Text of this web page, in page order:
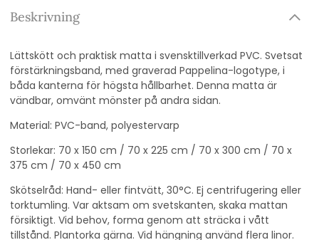
Beskrivning
Lättskött och praktisk matta i svensktillverkad PVC. Svetsat
förstärkningsband, med graverad Pappelina-logotype, i
båda kanterna för högsta hållbarhet. Denna matta är
vändbar, omvänt mönster på andra sidan.
Material: PVC-band, polyestervarp
Storlekar: 70 x 150 cm / 70 x 225 cm / 70 x 300 cm / 70 x
375 cm / 70 x 450 cm
Skötselråd: Hand- eller fintvätt, 30°C. Ej centrifugering eller
torktumling. Var aktsam om svetskanten, skaka mattan
försiktigt. Vid behov, forma genom att sträcka i vått
tillstånd. Plantorka gärna. Vid hängning använd flera linor.